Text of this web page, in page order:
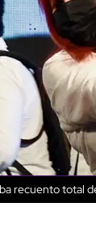
recuento total